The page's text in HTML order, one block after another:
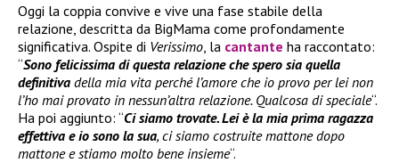
Oggi la coppia convive e vive una fase stabile della
relazione, descritta da BigMama come profondamente
significativa. Ospite di Verissimo , la cantante ha raccontato:
“Sono felicissima di questa relazione che spero sia quella
definitiva della mia vita perché l’amore che io provo per lei non
l’ho mai provato in nessun’altra relazione. Qualcosa di speciale“.
Ha poi aggiunto: “Ci siamo trovate. Lei è la mia prima ragazza
effettiva e io sono la sua, ci siamo costruite mattone dopo
mattone e stiamo molto bene insieme“.